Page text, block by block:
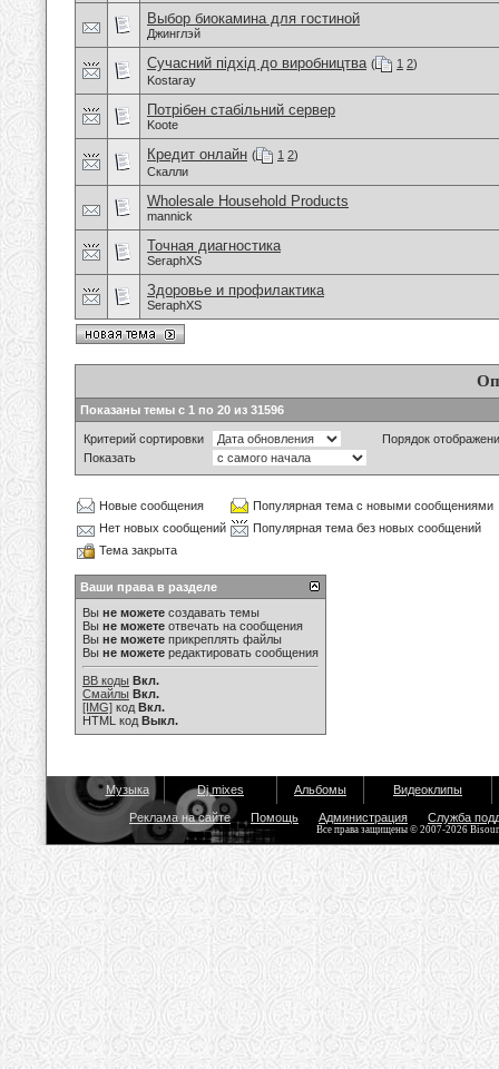
Выбор биокамина для гостиной
Джинглэй
Сучасний підхід до виробництва ( 1 2)
Kostaray
Потрібен стабільний сервер
Koote
Кредит онлайн ( 1 2)
Скалли
Wholesale Household Products
mannick
Точная диагностика
SeraphXS
Здоровье и профилактика
SeraphXS
Показаны темы с 1 по 20 из 31596
Критерий сортировки
Порядок
Показать
Новые сообщения
Популярная тема с новыми сообщениями
Нет новых сообщений
Популярная тема без новых сообщений
Тема закрыта
Ваши права в разделе
Вы не можете создавать темы
Вы не можете отвечать на сообщения
Вы не можете прикреплять файлы
Вы не можете редактировать сообщения
BB коды Вкл.
Смайлы Вкл.
[IMG] код Вкл.
HTML код Выкл.
Музыка Dj mixes Альбомы Видеоклипы
Реклама на сайте Помощь Администрация Служба
Все права защищены © 2007-2026